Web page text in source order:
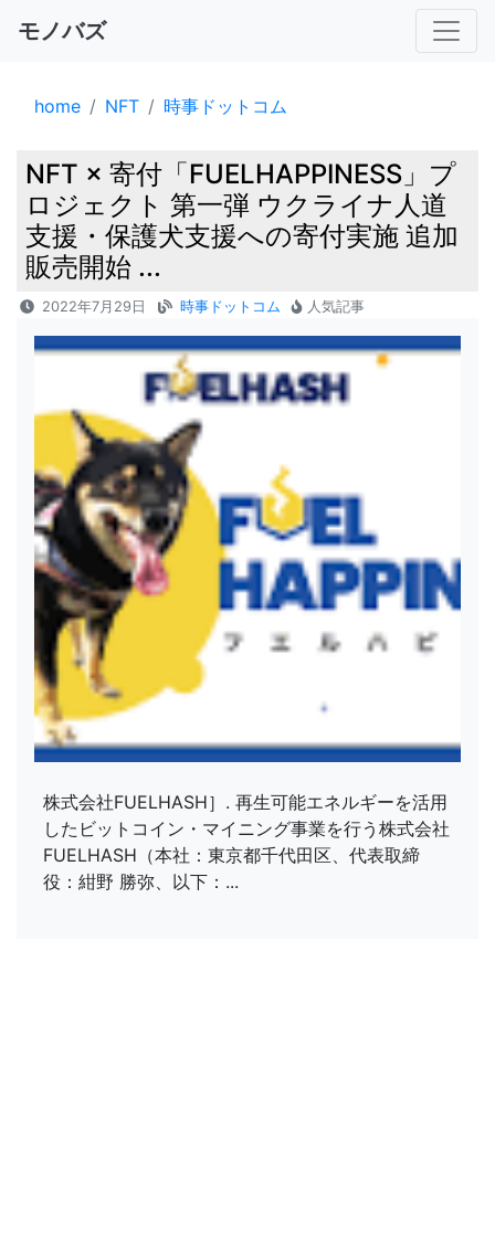
モノバズ
home NFT 時事ドットコム
NFT × 寄付「FUELHAPPINESS」プ
ロジェクト 第一弾 ウクライナ人道
支援・保護犬支援への寄付実施 追加
販売開始 ...
2022年7月29日 時事ドットコム 人気記事
株式会社FUELHASH］. 再生可能エネルギーを活用
したビットコイン・マイニング事業を行う株式会社
FUELHASH（本社：東京都千代田区、代表取締
役：紺野 勝弥、以下：...